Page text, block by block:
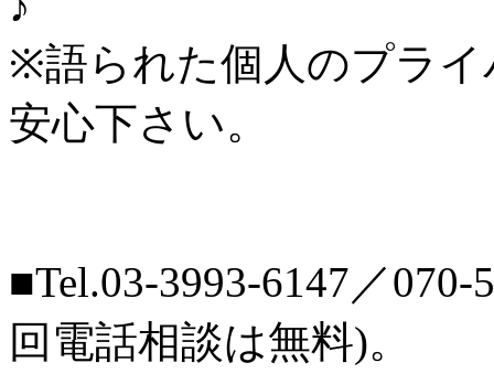
※語られた個人のプラ
安心下さい。
■Tel.03-3993-6147／
回電話相談は無料)。